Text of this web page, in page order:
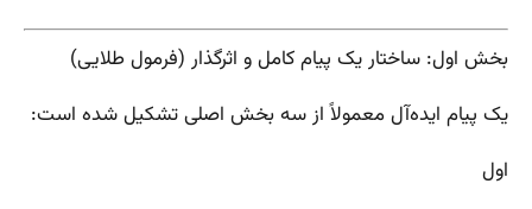
بخش اول: ساختار یک پیام کامل و اثرگذار (فرمول طلایی)
یک پیام ایده‌آل معمولاً از سه بخش اصلی تشکیل شده است:
اول